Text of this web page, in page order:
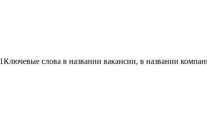
Ключевые слова в названии вакансии, в названии